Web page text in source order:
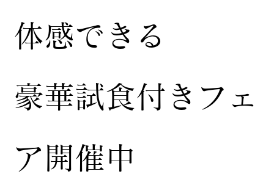
体感できる
豪華試食付きフェ
ア開催中